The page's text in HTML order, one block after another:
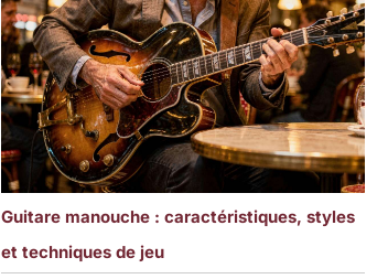
Guitare manouche : caractéristiques, styles
et techniques de jeu